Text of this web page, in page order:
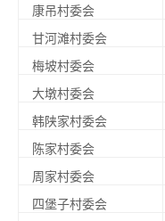
康吊村委会
甘河滩村委会
梅坡村委会
大墩村委会
韩陕家村委会
陈家村委会
周家村委会
四堡子村委会